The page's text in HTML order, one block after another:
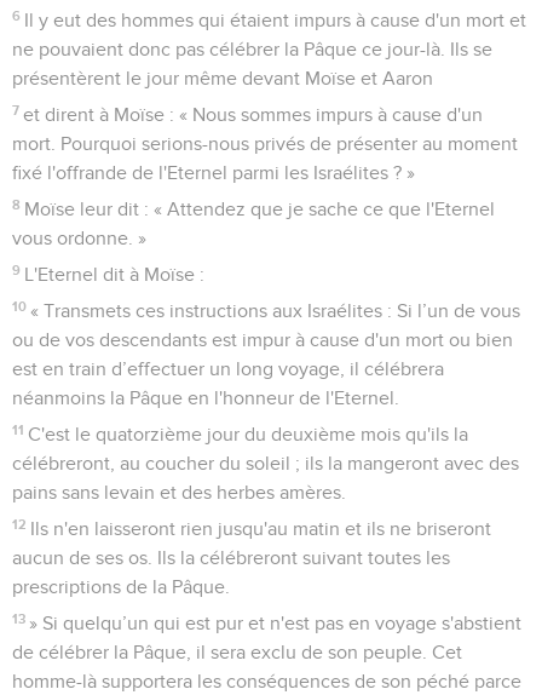
6 Il y eut des hommes qui étaient impurs à cause d'un mort et
ne pouvaient donc pas célébrer la Pâque ce jour-là. Ils se
présentèrent le jour même devant Moïse et Aaron
7 et dirent à Moïse : « Nous sommes impurs à cause d'un
mort. Pourquoi serions-nous privés de présenter au moment
fixé l'offrande de l'Eternel parmi les Israélites ? »
8 Moïse leur dit : « Attendez que je sache ce que l'Eternel
vous ordonne. »
9 L'Eternel dit à Moïse :
10 « Transmets ces instructions aux Israélites : Si l’un de vous
ou de vos descendants est impur à cause d'un mort ou bien
est en train d’effectuer un long voyage, il célébrera
néanmoins la Pâque en l'honneur de l'Eternel.
11 C'est le quatorzième jour du deuxième mois qu'ils la
célébreront, au coucher du soleil ; ils la mangeront avec des
pains sans levain et des herbes amères.
12 Ils n'en laisseront rien jusqu'au matin et ils ne briseront
aucun de ses os. Ils la célébreront suivant toutes les
prescriptions de la Pâque.
13 » Si quelqu’un qui est pur et n'est pas en voyage s'abstient
de célébrer la Pâque, il sera exclu de son peuple. Cet
homme-là supportera les conséquences de son péché parce